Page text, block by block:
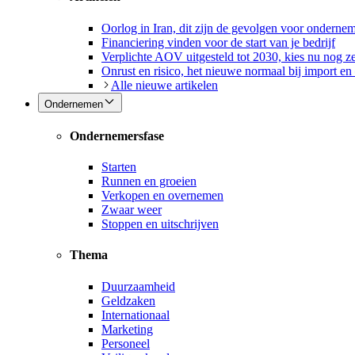
Oorlog in Iran, dit zijn de gevolgen voor
Financiering vinden voor de start van je bedrijf
Verplichte AOV uitgesteld tot 2030, kies nu nog
Onrust en risico, het nieuwe normaal bij import en
Alle nieuwe artikelen
Ondernemen
Ondernemersfase
Starten
Runnen en groeien
Verkopen en overnemen
Zwaar weer
Stoppen en uitschrijven
Thema
Duurzaamheid
Geldzaken
Internationaal
Marketing
Personeel